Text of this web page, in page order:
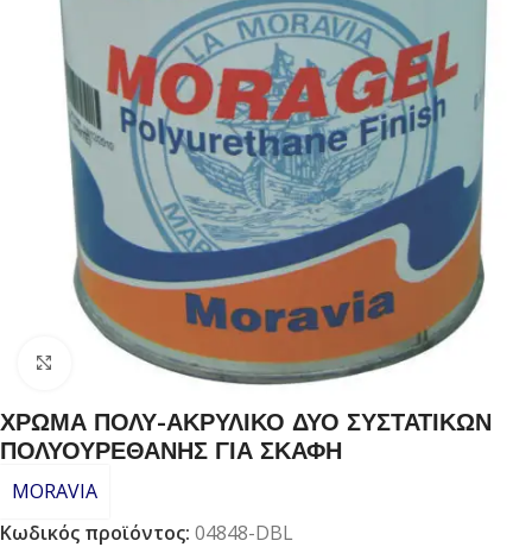
Click to enlarge
ΧΡΩΜΑ ΠΟΛΥ-ΑΚΡΥΛΙΚΟ ΔΥΟ ΣΥΣΤΑΤΙΚΩΝ
ΠΟΛΥΟΥΡΕΘΑΝΗΣ ΓΙΑ ΣΚΑΦΗ
MORAVIA
Κωδικός προϊόντος: 04848-DBL